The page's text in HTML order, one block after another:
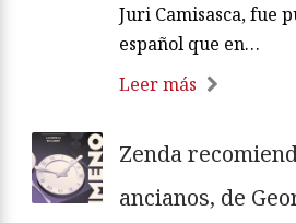
Juri Camisasca, fue
español que en…
Leer más
Zenda
ancianos, de